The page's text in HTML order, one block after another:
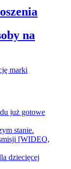
na
już gotowe
stanie.
[WIDEO,
dziecięcej